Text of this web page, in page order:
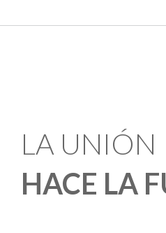
LA UNIÓN
HACE LA